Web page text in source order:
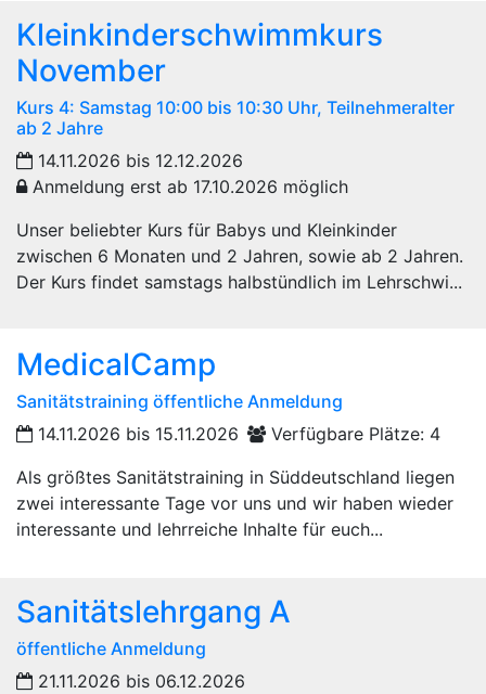
Kleinkinderschwimmkurs
November
Kurs 4: Samstag 10:00 bis 10:30 Uhr, Teilnehmeralter
ab 2 Jahre
14.11.2026 bis 12.12.2026
Anmeldung erst ab 17.10.2026 möglich
Unser beliebter Kurs für Babys und Kleinkinder
zwischen 6 Monaten und 2 Jahren, sowie ab 2 Jahren.
Der Kurs findet samstags halbstündlich im Lehrschwi...
MedicalCamp
Sanitätstraining öffentliche Anmeldung
14.11.2026 bis 15.11.2026
Verfügbare Plätze: 4
Als größtes Sanitätstraining in Süddeutschland liegen
zwei interessante Tage vor uns und wir haben wieder
interessante und lehrreiche Inhalte für euch...
Sanitätslehrgang A
öffentliche Anmeldung
21.11.2026 bis 06.12.2026